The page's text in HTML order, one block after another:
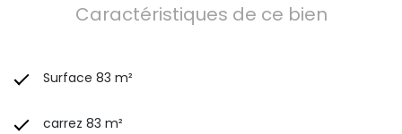
Caractéristiques de ce bien
Surface 83 m²
carrez 83 m²